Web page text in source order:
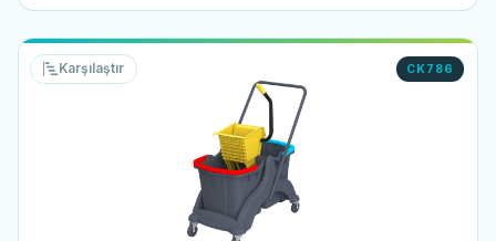
CK786
Karşılaştır